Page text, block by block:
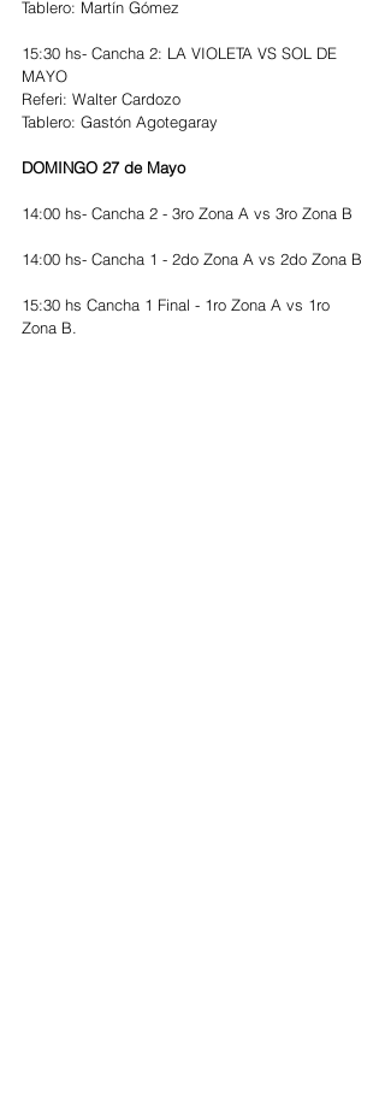
Tablero: Martín Gómez
15:30 hs- Cancha 2: LA VIOLETA VS SOL DE
MAYO
Referi: Walter Cardozo
Tablero: Gastón Agotegaray
DOMINGO 27 de Mayo
14:00 hs- Cancha 2 - 3ro Zona A vs 3ro Zona B
14:00 hs- Cancha 1 - 2do Zona A vs 2do Zona B
15:30 hs Cancha 1 Final - 1ro Zona A vs 1ro
Zona B.